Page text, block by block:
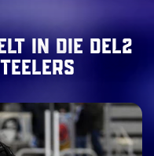
in die DEL2